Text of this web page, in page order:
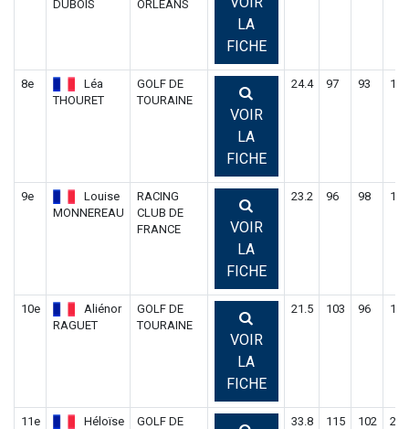
DUBOIS ORLEANS
LA
FICHE
8e
Léa
THOURET
GOLF DE
TOURAINE
VOIR
LA
FICHE
24.4 97 93 190
9e
Louise
MONNEREAU
RACING
CLUB DE
FRANCE
VOIR
LA
FICHE
23.2 96 98 194
10e
Aliénor
RAGUET
GOLF DE
TOURAINE
VOIR
LA
FICHE
21.5 103 96 199
11e
Héloïse
GOLF DE
33.8 115 102 217